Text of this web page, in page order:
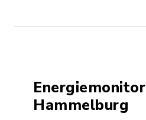
Energiemonitor
Hammelburg